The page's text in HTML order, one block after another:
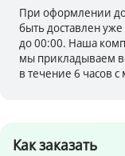
При оформлении до
быть доставлен
до 00:00. Наша
мы прикладываем
в течение 6 часов с
Как заказать